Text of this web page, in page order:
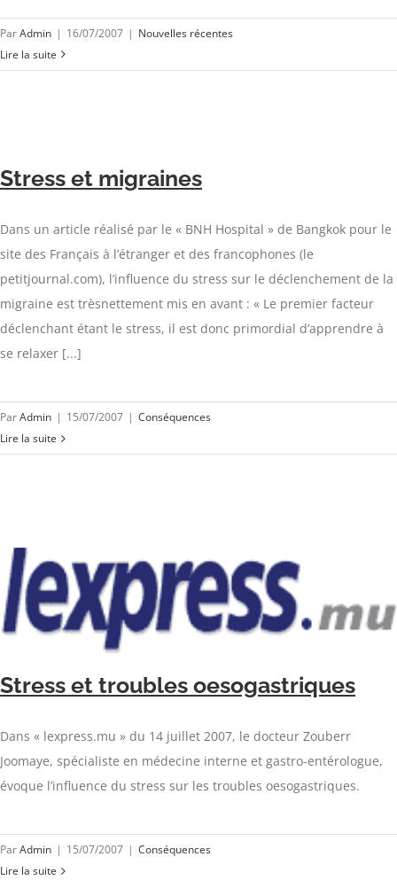
ParAdmin | 16/07/2007 | Nouvelles récentes
Lire la suite
Stress et migraines
Dans un article réalisé par le « BNH Hospital » de Bangkok pour le
site des Français à l’étranger et des francophones (le
petitjournal.com), l’influence du stress sur le déclenchement de la
migraine est trèsnettement mis en avant : « Le premier facteur
déclenchant étant le stress, il est donc primordial d’apprendre à
se relaxer [...]
ParAdmin | 15/07/2007 | Conséquences
Lire la suite
Stress et troubles oesogastriques
Dans « lexpress.mu » du 14 juillet 2007, le docteur Zouberr
Joomaye, spécialiste en médecine interne et gastro-entérologue,
évoque l’influence du stress sur les troubles oesogastriques.
ParAdmin | 15/07/2007 | Conséquences
Lire la suite